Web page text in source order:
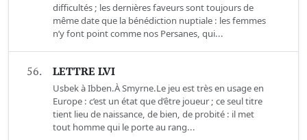
difficultés ; les dernières faveurs sont toujours de
même date que la bénédiction nuptiale : les femmes
n’y font point comme nos Persanes, qui...
56. LETTRE LVI
Usbek à Ibben.À Smyrne.Le jeu est très en usage en
Europe : c’est un état que d’être joueur ; ce seul titre
tient lieu de naissance, de bien, de probité : il met
tout homme qui le porte au rang...